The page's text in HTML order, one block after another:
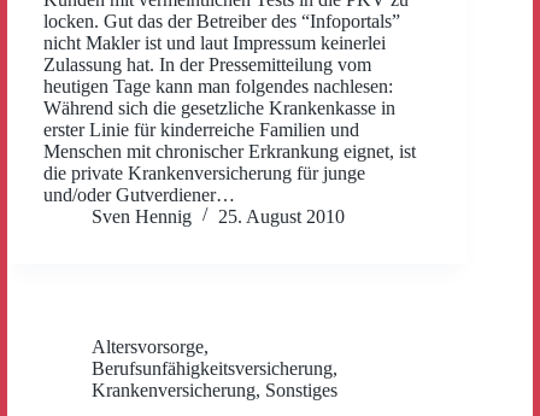
locken. Gut das der Betreiber des “Infoportals”
nicht Makler ist und laut Impressum keinerlei
Zulassung hat. In der Pressemitteilung vom
heutigen Tage kann man folgendes nachlesen:
Während sich die gesetzliche Krankenkasse in
erster Linie für kinderreiche Familien und
Menschen mit chronischer Erkrankung eignet, ist
die private Krankenversicherung für junge
und/oder Gutverdiener…
Sven Hennig
25. August 2010
Altersvorsorge,
Berufsunfähigkeitsversicherung,
Krankenversicherung, Sonstiges